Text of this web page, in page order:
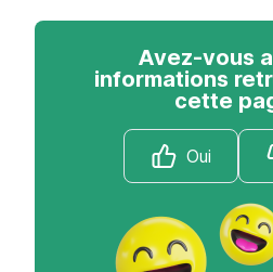
Avez-vous
informations
cette
Oui